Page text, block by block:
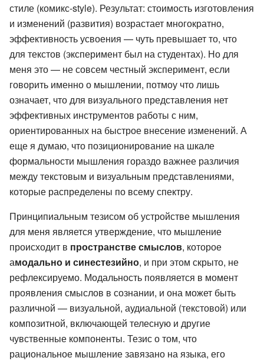
стиле (комикс-style). Результат: стоимость изготовления
и изменений (развития) возрастает многократно,
эффективность усвоения — чуть превышает то, что
для текстов (эксперимент был на студентах). Но для
меня это — не совсем честный эксперимент, если
говорить именно о мышлении, потмоу что лишь
означает, что для визуального представления нет
эффективных инструментов работы с ним,
ориентированных на быстрое внесение изменений. А
еще я думаю, что позиционирование на шкале
формальности мышления гораздо важнее различия
между текстовым и визуальным представлениями,
которые распределены по всему спектру.
Принципиальным тезисом об устройстве мышления
для меня является утверждение, что мышление
происходит в пространстве смыслов, которое
амодально и синестезийно, и при этом скрыто, не
рефлексируемо. Модальность появляется в момент
проявления смыслов в сознании, и она может быть
различной — визуальной, аудиальной (текстовой) или
композитной, включающей телесную и другие
чувственные компоненты. Тезис о том, что
рациональное мышление завязано на языка, его